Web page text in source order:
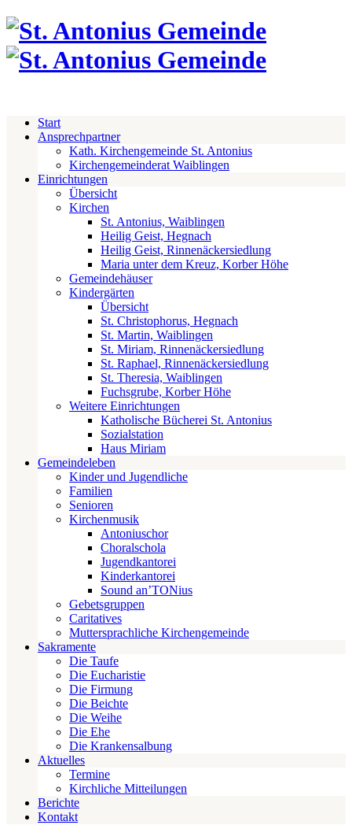
Start
Ansprechpartner
Kath. Kirchengemeinde St. Antonius
Kirchengemeinderat Waiblingen
Einrichtungen
Übersicht
Kirchen
St. Antonius, Waiblingen
Heilig Geist, Hegnach
Heilig Geist, Rinnenäckersiedlung
Maria unter dem Kreuz, Korber Höhe
Gemeindehäuser
Kindergärten
Übersicht
St. Christophorus, Hegnach
St. Martin, Waiblingen
St. Miriam, Rinnenäckersiedlung
St. Raphael, Rinnenäckersiedlung
St. Theresia, Waiblingen
Fuchsgrube, Korber Höhe
Weitere Einrichtungen
Katholische Bücherei St. Antonius
Sozialstation
Haus Miriam
Gemeindeleben
Kinder und Jugendliche
Familien
Senioren
Kirchenmusik
Antoniuschor
Choralschola
Jugendkantorei
Kinderkantorei
Sound an’TONius
Gebetsgruppen
Caritatives
Muttersprachliche Kirchengemeinde
Sakramente
Die Taufe
Die Eucharistie
Die Firmung
Die Beichte
Die Weihe
Die Ehe
Die Krankensalbung
Aktuelles
Termine
Kirchliche Mitteilungen
Berichte
Kontakt